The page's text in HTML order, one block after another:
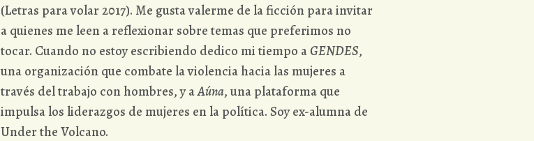
(Letras para volar 2017). Me gusta valerme de la ficción para invitar
a quienes me leen a reflexionar sobre temas que preferimos no
tocar. Cuando no estoy escribiendo dedico mi tiempo aGENDES,
una organización que combate la violencia hacia las mujeres a
través del trabajo con hombres, y aAúna, una plataforma que
impulsa los liderazgos de mujeres en la política. Soy ex-alumna de
Under the Volcano.